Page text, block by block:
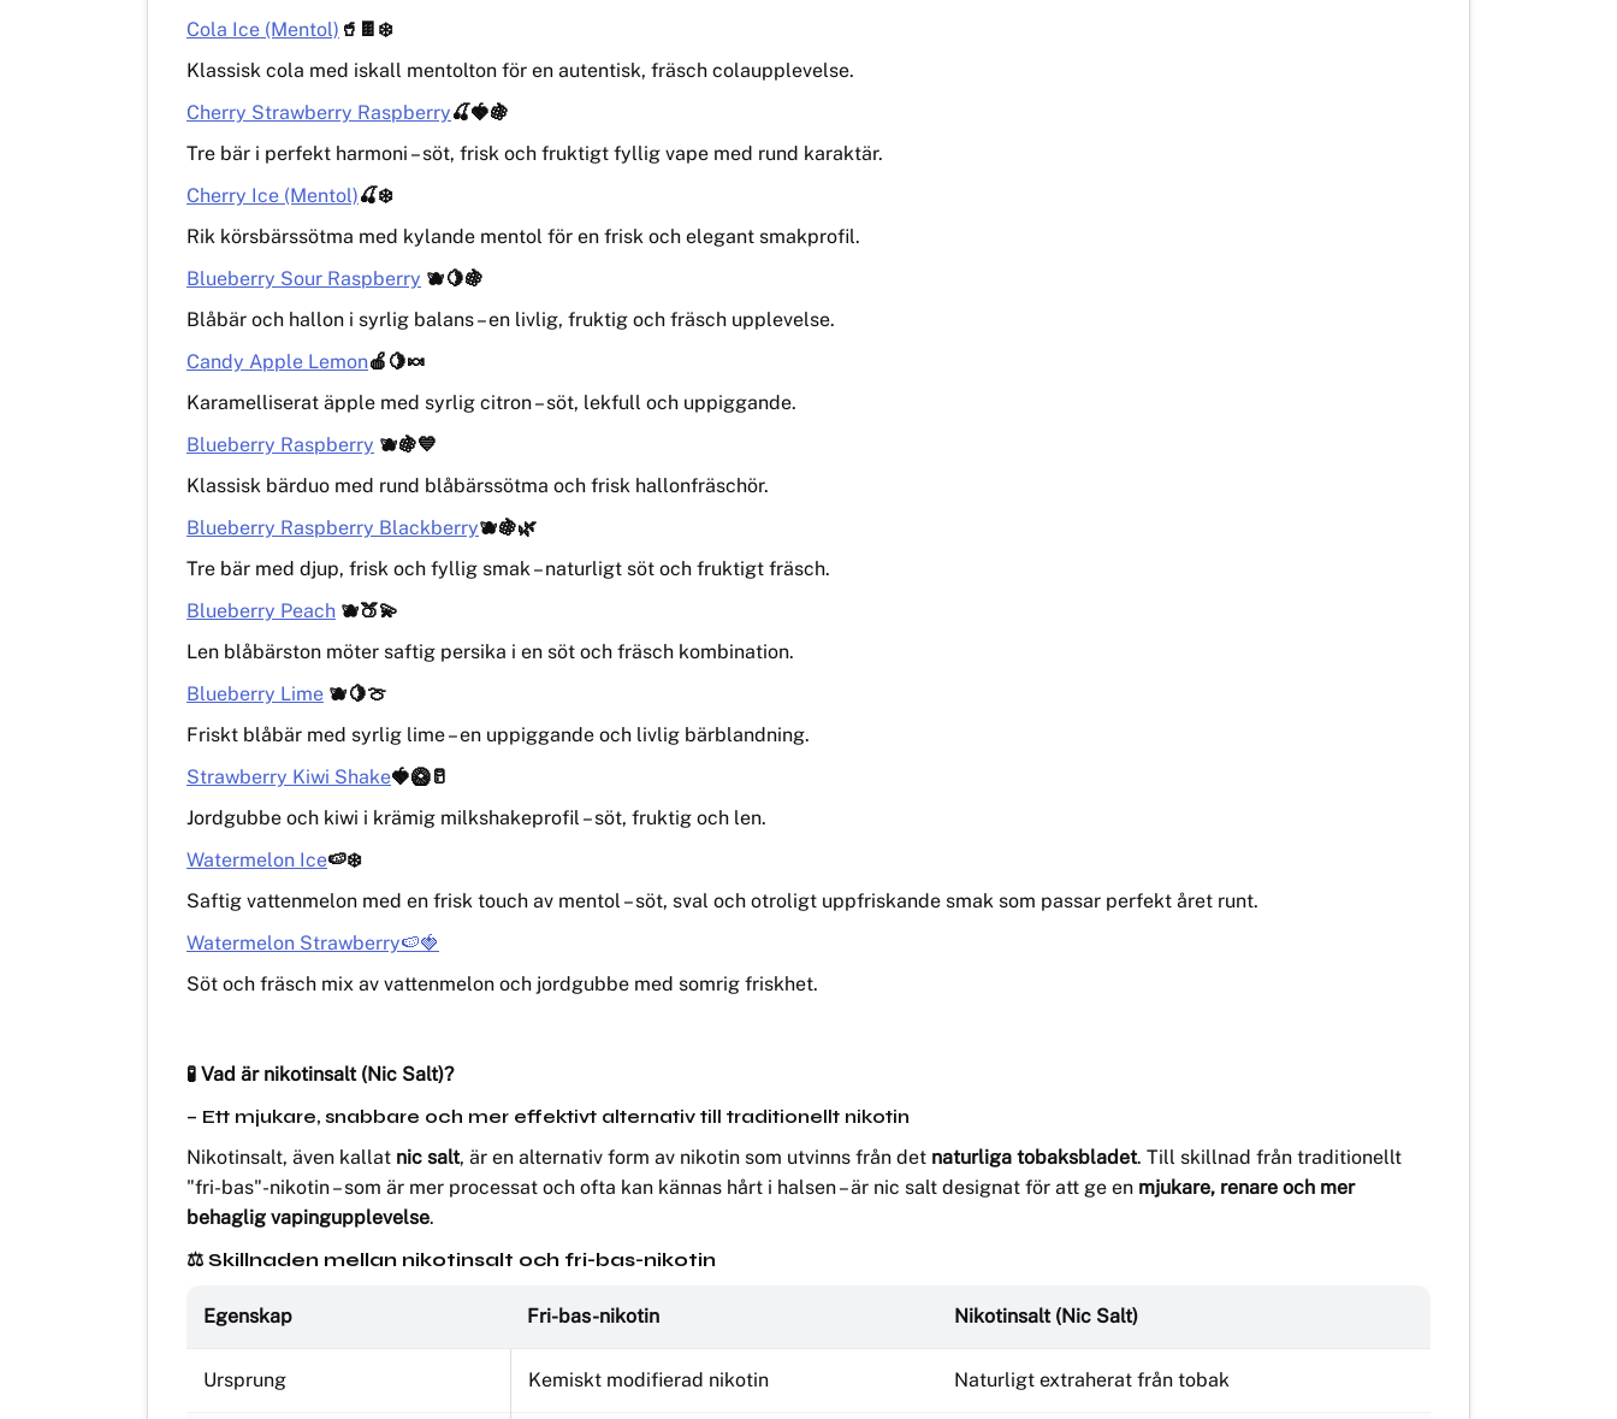
Cola Ice (Mentol) 🥤🍫❄️
Klassisk cola med iskall mentolton för en autentisk, fräsch colaupplevelse.
Cherry Strawberry Raspberry🍒🍓🍇
Tre bär i perfekt harmoni – söt, frisk och fruktigt fyllig vape med rund karaktär.
Cherry Ice (Mentol)🍒❄️
Rik körsbärssötma med kylande mentol för en frisk och elegant smakprofil.
Blueberry Sour Raspberry 🫐🍋🍇
Blåbär och hallon i syrlig balans – en livlig, fruktig och fräsch upplevelse.
Candy Apple Lemon🍎🍋🍬
Karamelliserat äpple med syrlig citron – söt, lekfull och uppiggande.
Blueberry Raspberry 🫐🍇💙
Klassisk bärduo med rund blåbärssötma och frisk hallonfräschör.
Blueberry Raspberry Blackberry🫐🍇🌿
Tre bär med djup, frisk och fyllig smak – naturligt söt och fruktigt fräsch.
Blueberry Peach 🫐🍑💫
Len blåbärston möter saftig persika i en söt och fräsch kombination.
Blueberry Lime 🫐🍋🍈
Friskt blåbär med syrlig lime – en uppiggande och livlig bärblandning.
Strawberry Kiwi Shake🍓🥝🥛
Jordgubbe och kiwi i krämig milkshakeprofil – söt, fruktig och len.
Watermelon Ice🍉❄️
Saftig vattenmelon med en frisk touch av mentol – söt, sval och otroligt uppfriskande smak som passar perfekt året runt.
Watermelon Strawberry🍉🍓
Söt och fräsch mix av vattenmelon och jordgubbe med somrig friskhet.
🧪 Vad är nikotinsalt (Nic Salt)?
– Ett mjukare, snabbare och mer effektivt alternativ till traditionellt nikotin
Nikotinsalt, även kallat nic salt, är en alternativ form av nikotin som utvinns från det naturliga tobaksbladet. Till skillnad från traditionellt
"fri-bas"-nikotin – som är mer processat och ofta kan kännas hårt i halsen – är nic salt designat för att ge en mjukare, renare och mer
behaglig vapingupplevelse.
⚖️ Skillnaden mellan nikotinsalt och fri-bas-nikotin
Egenskap Fri-bas-nikotin Nikotinsalt (Nic Salt)
Ursprung Kemiskt modifierad nikotin Naturligt extraherat från tobak